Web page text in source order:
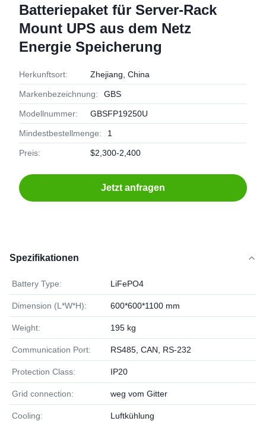
Batteriepaket für Server-Rack
Mount UPS aus dem Netz
Energie Speicherung
Herkunftsort: Zhejiang, China
Markenbezeichnung: GBS
Modellnummer: GBSFP19250U
Mindestbestellmenge: 1
Preis: $2,300-2,400
Jetzt anfragen
Spezifikationen
Battery Type: LiFePO4
Dimension (L*W*H): 600*600*1100 mm
Weight: 195 kg
Communication Port: RS485, CAN, RS-232
Protection Class: IP20
Grid connection: weg vom Gitter
Cooling: Luftkühlung